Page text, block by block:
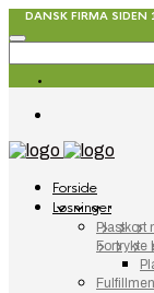
DANSK FIRMA SIDEN
Forside
Løsninger
Plastkort
Fortrykte